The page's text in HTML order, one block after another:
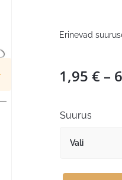
Erinevad
1,95 € –
Suurus